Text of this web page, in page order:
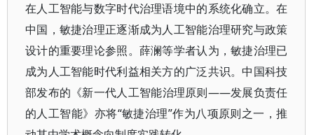
在人工智能与数字时代治理语境中的系统化确立。在
中国，敏捷治理正逐渐成为人工智能治理研究与政策
设计的重要理论参照。薛澜等学者认为，敏捷治理已
成为人工智能时代利益相关方的广泛共识。中国科技
部发布的《新一代人工智能治理原则——发展负责任
的人工智能》亦将“敏捷治理”作为八项原则之一，推